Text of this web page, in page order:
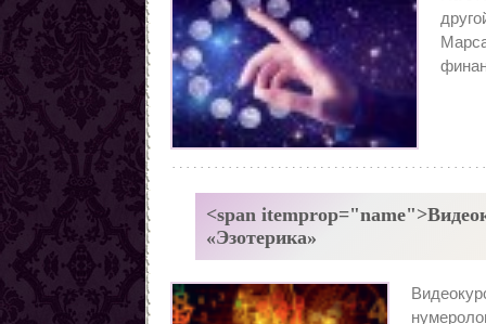
Заговоры от наркомании
Все порчи
<span
«Эзотерика»